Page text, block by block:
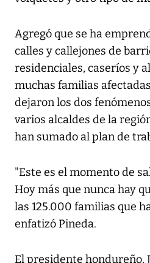
Agregó que se ha
calles y callejones de
residenciales, caseríos y
muchas familias
dejaron los dos
varios alcaldes de la
han sumado al plan de
"Este es el momento de
Hoy más que nunca hay
las 125.000 familias que
enfatizó Pineda.
El presidente hondureño,